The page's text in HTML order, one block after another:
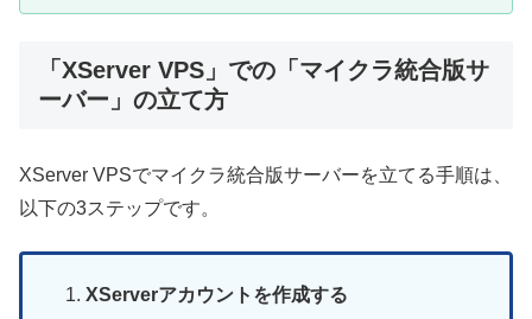
「XServer VPS」での「マイクラ統合版サ
ーバー」の立て方
XServer VPSでマイクラ統合版サーバーを立てる手順は、
以下の3ステップです。
XServerアカウントを作成する